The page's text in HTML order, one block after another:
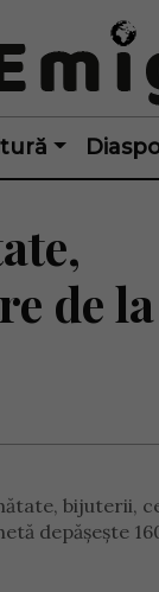
de la
bijuterii,
depășește